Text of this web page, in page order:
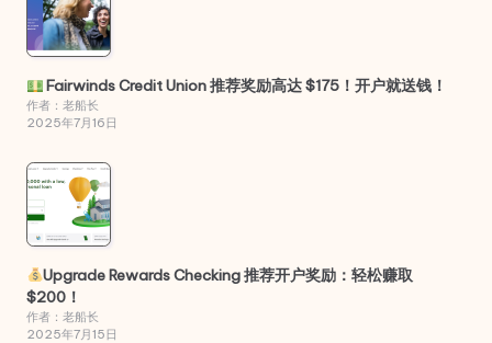
Fairwinds Credit Union 推荐奖励高达 $175！开户就送钱！
作者：老船长
2025年7月16日
Upgrade Rewards Checking 推荐开户奖励：轻松赚取
$200！
作者：老船长
2025年7月15日